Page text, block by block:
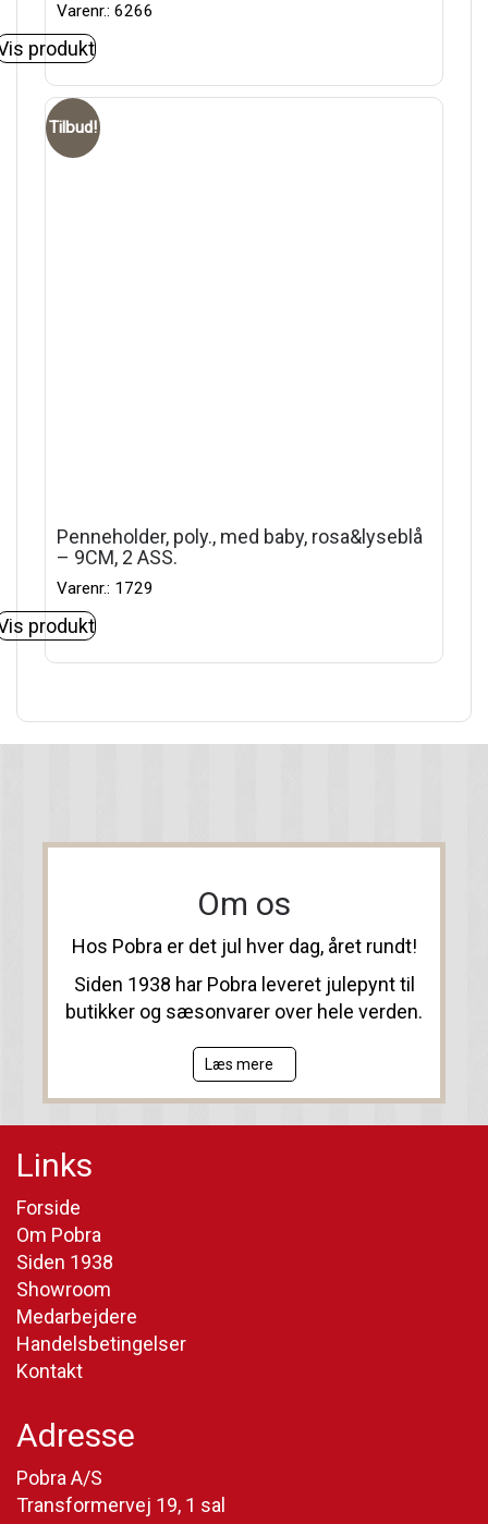
Varenr.: 6266
produkt
Tilbud!
Penneholder, poly., med baby, rosa&lyseblå
– 9CM, 2 ASS.
Varenr.: 1729
produkt
Om os
Hos Pobra er det jul hver dag, året rundt!
Siden 1938 har Pobra leveret julepynt til
butikker og sæsonvarer over hele verden.
Læs mere
Links
Forside
Om Pobra
Siden 1938
Showroom
Medarbejdere
Handelsbetingelser
Kontakt
Adresse
Pobra A/S
Transformervej 19, 1 sal